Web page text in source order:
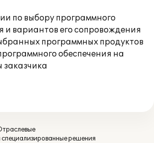
по выбору программного
и вариантов его сопровождения
программных продуктов
обеспечения на
специализированные решения